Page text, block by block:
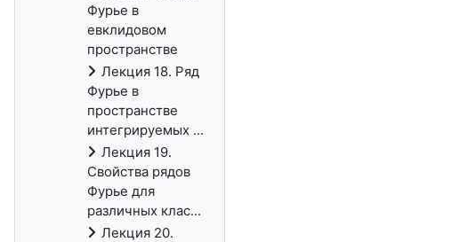
Фурье в
евклидовом
пространстве
Лекция 18. Ряд
Фурье в
пространстве
интегрируемых ...
Лекция 19.
Свойства рядов
Фурье для
различных клас...
Лекция 20.